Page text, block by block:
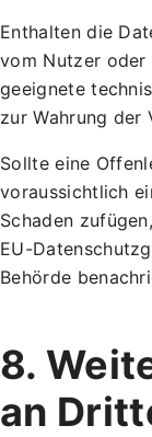
Enthalten die
vom Nutzer oder
geeignete
zur Wahrung
Sollte eine
voraussichtlich
Schaden
EU-
Behörde
8.
an